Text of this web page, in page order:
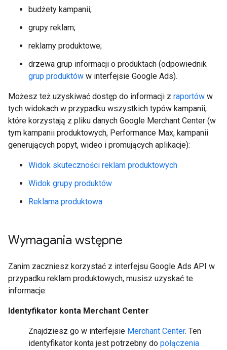
budżety kampanii;
grupy reklam;
reklamy produktowe;
drzewa grup informacji o produktach (odpowiednik
grup produktów w interfejsie Google Ads).
Możesz też uzyskiwać dostęp do informacji z raportów w
tych widokach w przypadku wszystkich typów kampanii,
które korzystają z pliku danych Google Merchant Center (w
tym kampanii produktowych, Performance Max, kampanii
generujących popyt, wideo i promujących aplikacje):
Widok skuteczności reklam produktowych
Widok grupy produktów
Reklama produktowa
Wymagania wstępne
Zanim zaczniesz korzystać z interfejsu Google Ads API w
przypadku reklam produktowych, musisz uzyskać te
informacje:
Identyfikator konta Merchant Center
Znajdziesz go w interfejsie Merchant Center. Ten
identyfikator konta jest potrzebny do połączenia